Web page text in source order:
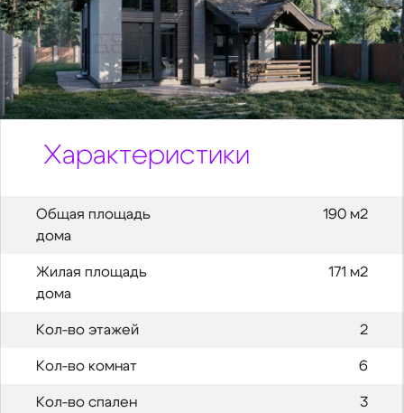
Характеристики
Общая площадь
дома
190 м2
Жилая площадь
дома
171 м2
Кол-во этажей 2
Кол-во комнат 6
Кол-во спален 3